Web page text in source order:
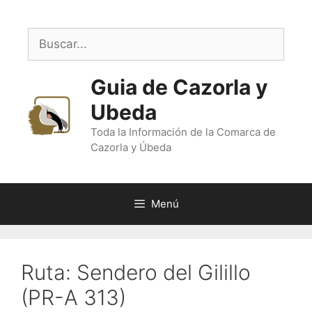
contenido
Buscar:
Guia de Cazorla y
Ubeda
Toda la Información de la Comarca de
Cazorla y Úbeda
Menú
Ruta: Sendero del Gilillo
(PR-A 313)